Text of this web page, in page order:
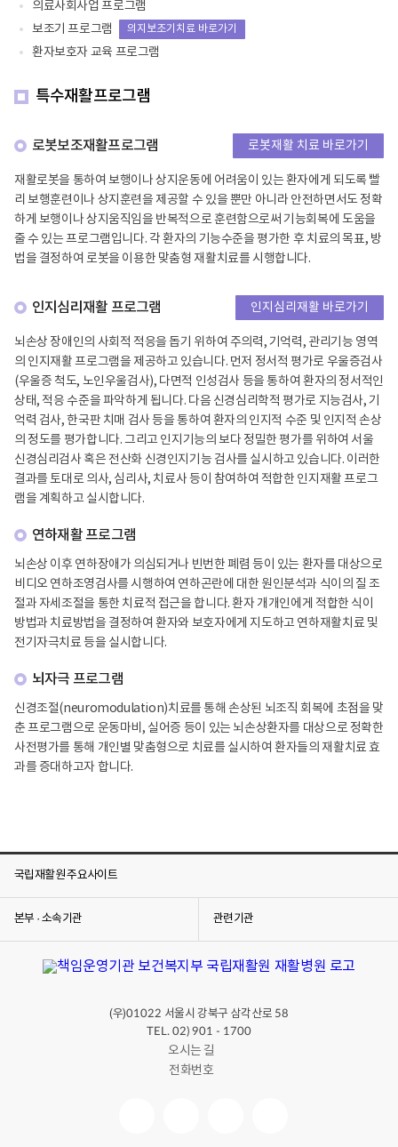
의료사회사업 프로그램
보조기 프로그램
의지보조기치료 바로가기
환자보호자 교육 프로그램
특수재활프로그램
로봇보조재활프로그램 로봇재활 치료 바로가기
재활로봇을 통하여 보행이나 상지운동에 어려움이 있는 환자에게 되도록 빨
리 보행훈련이나 상지훈련을 제공할 수 있을 뿐만 아니라 안전하면서도 정확
하게 보행이나 상지움직임을 반복적으로 훈련함으로써 기능회복에 도움을
줄 수 있는 프로그램입니다. 각 환자의 기능수준을 평가한 후 치료의 목표, 방
법을 결정하여 로봇을 이용한 맞춤형 재활치료를 시행합니다.
인지심리재활 프로그램 인지심리재활 바로가기
뇌손상 장애인의 사회적 적응을 돕기 위하여 주의력, 기억력, 관리기능 영역
의 인지재활 프로그램을 제공하고 있습니다. 먼저 정서적 평가로 우울증검사
(우울증 척도, 노인우울검사), 다면적 인성검사 등을 통하여 환자의 정서적인
상태, 적응 수준을 파악하게 됩니다. 다음 신경심리학적 평가로 지능검사, 기
억력 검사, 한국판 치매 검사 등을 통하여 환자의 인지적 수준 및 인지적 손상
의 정도를 평가합니다. 그리고 인지기능의 보다 정밀한 평가를 위하여 서울
신경심리검사 혹은 전산화 신경인지기능 검사를 실시하고 있습니다. 이러한
결과를 토대로 의사, 심리사, 치료사 등이 참여하여 적합한 인지재활 프로그
램을 계획하고 실시합니다.
연하재활 프로그램
뇌손상 이후 연하장애가 의심되거나 빈번한 폐렴 등이 있는 환자를 대상으로
비디오 연하조영검사를 시행하여 연하곤란에 대한 원인분석과 식이의 질 조
절과 자세조절을 통한 치료적 접근을 합니다. 환자 개개인에게 적합한 식이
방법과 치료방법을 결정하여 환자와 보호자에게 지도하고 연하재활치료 및
전기자극치료 등을 실시합니다.
뇌자극 프로그램
신경조절(neuromodulation)치료를 통해 손상된 뇌조직 회복에 초점을 맞
춘 프로그램으로 운동마비, 실어증 등이 있는 뇌손상환자를 대상으로 정확한
사전평가를 통해 개인별 맞춤형으로 치료를 실시하여 환자들의 재활치료 효
과를 증대하고자 합니다.
국립재활원 주요사이트
본부 · 소속기관 관련기관
(우)01022 서울시 강북구 삼각산로 58
TEL. 02) 901 - 1700
오시는 길
전화번호